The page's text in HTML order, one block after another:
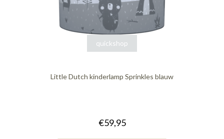
quickshop
Little Dutch kinderlamp Sprinkles blauw
€59,95